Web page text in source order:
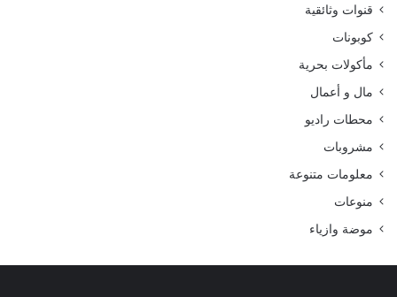
قنوات وثائقية
كوبونات
مأكولات بحرية
مال و أعمال
محطات راديو
مشروبات
معلومات متنوعة
منوعات
موضة وازياء